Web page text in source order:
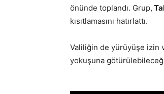
önünde toplandı. Grup,
kısıtlamasını hatırlattı.
Valiliğin de yürüyüşe izin
yokuşuna